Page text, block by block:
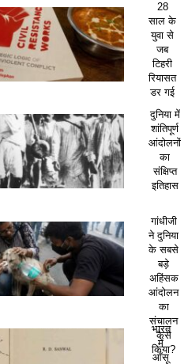
28
साल के
युवा से
जब
टिहरी
रियासत
डर गई
दुनिया में
शांतिपूर्ण
आंदोलनों
का
संक्षिप्त
इतिहास
गांधीजी
ने दुनिया
के सबसे
बड़े
अहिंसक
आंदोलन
का
संचालन
कैसे
किया?
भारत
में
आँसू